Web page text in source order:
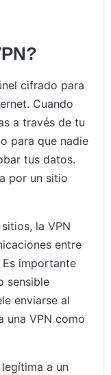
cifrado para
Cuando
a través de tu
para que nadie
tus datos.
por un sitio
la VPN
entre
Es importante
sensible
enviarse al
una VPN como
a un